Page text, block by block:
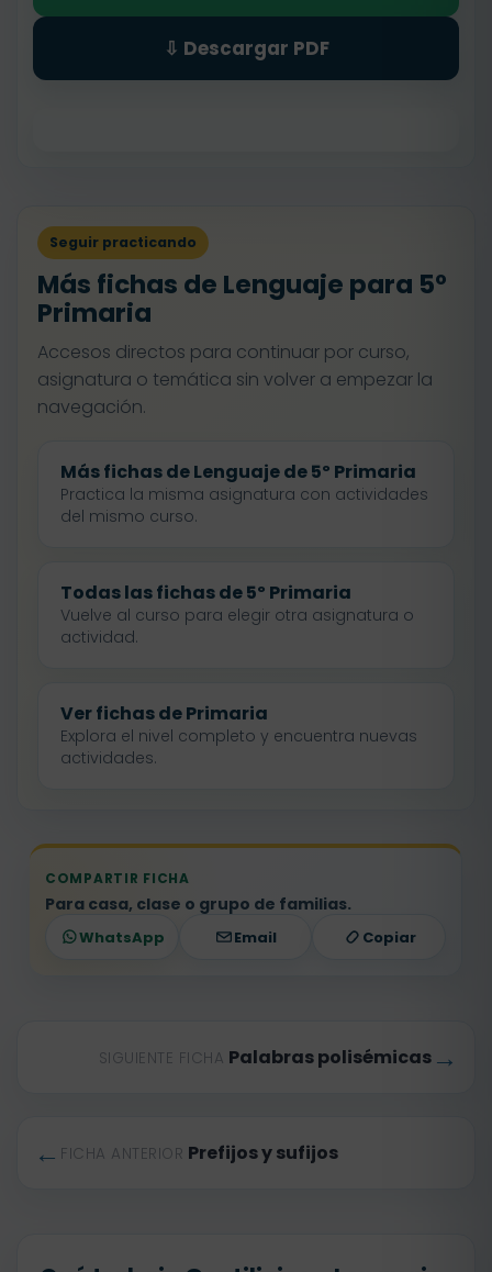
⇩ Descargar PDF
Seguir practicando
Más fichas de Lenguaje para 5º
Primaria
Accesos directos para continuar por curso,
asignatura o temática sin volver a empezar la
navegación.
Más fichas de Lenguaje de 5º Primaria
Practica la misma asignatura con actividades
del mismo curso.
Todas las fichas de 5º Primaria
Vuelve al curso para elegir otra asignatura o
actividad.
Ver fichas de Primaria
Explora el nivel completo y encuentra nuevas
actividades.
COMPARTIR FICHA
Para casa, clase o grupo de familias.
WhatsApp Email Copiar
← FICHA ANTERIOR Prefijos y sufijos
SIGUIENTE FICHA Palabras polisémicas →